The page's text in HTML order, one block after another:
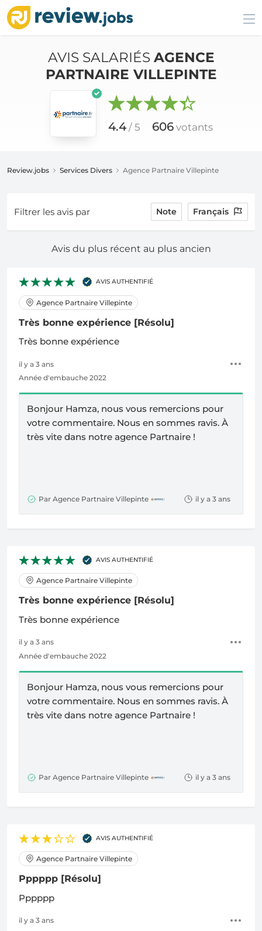
AVIS SALARIÉS AGENCE
PARTNAIRE VILLEPINTE
4.4 / 5 606 votants
Review.jobs Services Divers Agence Partnaire Villepinte
Filtrer les avis par Note Français
Avis du plus récent au plus ancien
AVIS AUTHENTIFIÉ
Agence Partnaire Villepinte
Très bonne expérience [Résolu]
Très bonne expérience
il y a 3 ans
Année d'embauche 2022
Bonjour Hamza, nous vous remercions pour
votre commentaire. Nous en sommes ravis. À
très vite dans notre agence Partnaire !
Par Agence Partnaire Villepinte il y a 3 ans
AVIS AUTHENTIFIÉ
Agence Partnaire Villepinte
Très bonne expérience [Résolu]
Très bonne expérience
il y a 3 ans
Année d'embauche 2022
Bonjour Hamza, nous vous remercions pour
votre commentaire. Nous en sommes ravis. À
très vite dans notre agence Partnaire !
Par Agence Partnaire Villepinte il y a 3 ans
AVIS AUTHENTIFIÉ
Agence Partnaire Villepinte
Pppppp [Résolu]
Pppppp
il y a 3 ans